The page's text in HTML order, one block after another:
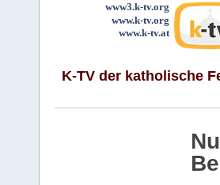
www3.k-tv.org
www.k-tv.org
www.k-tv.at
K-TV der katholische